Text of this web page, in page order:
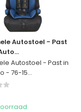
Autostoel - Past
Autostoel - Past in
- 76-15...